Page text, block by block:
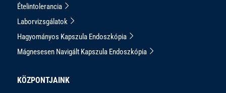
Ételintolerancia
Laborvizsgálatok
Hagyományos Kapszula Endoszkópia
Mágnesesen Navigált Kapszula Endoszkópia
KÖZPONTJAINK